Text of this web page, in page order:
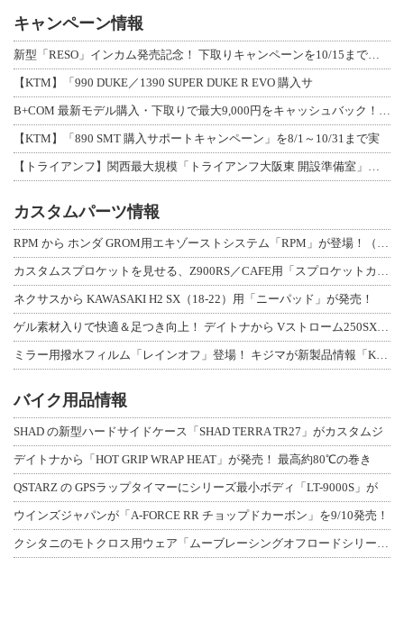
キャンペーン情報
新型「RESO」インカム発売記念！ 下取りキャンペーンを10/15まで延長して開
【KTM】「990 DUKE／1390 SUPER DUKE R EVO 購入サ
B+COM 最新モデル購入・下取りで最大9,000円をキャッシュバック！「B+F
【KTM】「890 SMT 購入サポートキャンペーン」を8/1～10/31まで実
【トライアンフ】関西最大規模「トライアンフ大阪東 開設準備室」がオープン！ 限定
カスタムパーツ情報
RPM から ホンダ GROM用エキゾーストシステム「RPM」が登場！（動画あり
カスタムスプロケットを見せる、Z900RS／CAFE用「スプロケットカバーフルキ
ネクサスから KAWASAKI H2 SX（18-22）用「ニーパッド」が発売！
ゲル素材入りで快適＆足つき向上！ デイトナから Vストローム250SX用「快適ロ
ミラー用撥水フィルム「レインオフ」登場！ キジマが新製品情報「KIJIMA NE
バイク用品情報
SHAD の新型ハードサイドケース「SHAD TERRA TR27」がカスタムジ
デイトナから「HOT GRIP WRAP HEAT」が発売！ 最高約80℃の巻き
QSTARZ の GPSラップタイマーにシリーズ最小ボディ「LT-9000S」が
ウインズジャパンが「A-FORCE RR チョップドカーボン」を9/10発売！
クシタニのモトクロス用ウェア「ムーブレーシングオフロードシリーズ」3アイテムが登